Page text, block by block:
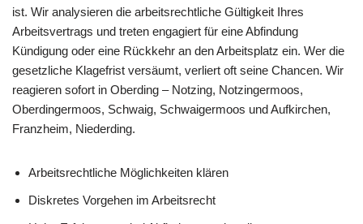
ist. Wir analysieren die arbeitsrechtliche Gültigkeit Ihres
Arbeitsvertrags und treten engagiert für eine Abfindung
Kündigung oder eine Rückkehr an den Arbeitsplatz ein. Wer die
gesetzliche Klagefrist versäumt, verliert oft seine Chancen. Wir
reagieren sofort in Oberding – Notzing, Notzingermoos,
Oberdingermoos, Schwaig, Schwaigermoos und Aufkirchen,
Franzheim, Niederding.
Arbeitsrechtliche Möglichkeiten klären
Diskretes Vorgehen im Arbeitsrecht